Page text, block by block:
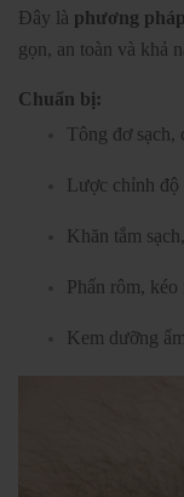
Đây là phương
gọn, an toàn và khả
Chuẩn bị:
Tông đơ sạch,
Lược chỉnh độ
Khăn tắm
Phấn rôm, kéo
Kem dưỡng ẩm